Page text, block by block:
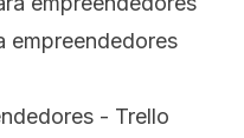
empreendedores